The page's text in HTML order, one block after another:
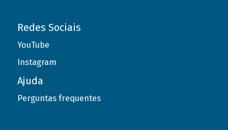
Redes Sociais
YouTube
Instagram
Ajuda
Perguntas frequentes